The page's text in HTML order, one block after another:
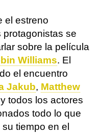
el estreno
protagonistas se
sobre la película
Williams. El
el encuentro
Jakub, Matthew
y todos los actores
todo lo que
tiempo en el